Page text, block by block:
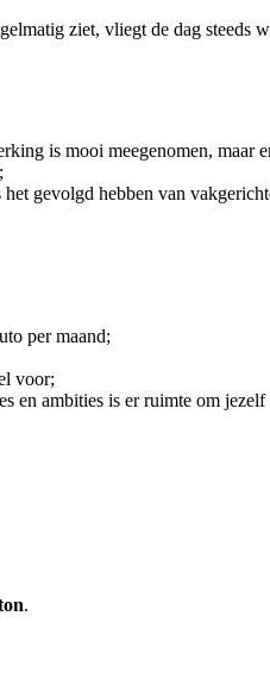
ziet, vliegt de dag
is mooi meegenomen, maar
gevolgd hebben van
per maand;
voor;
en ambities is er ruimte om
.